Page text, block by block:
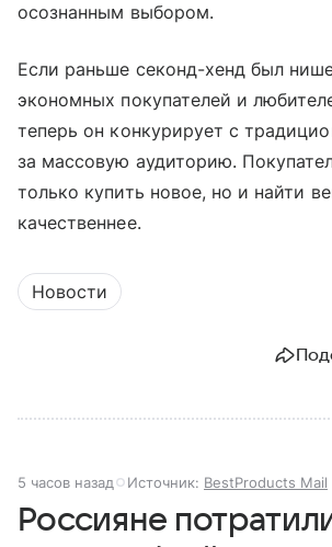
осознанным выбором.
Если раньше секонд-хенд был
экономных покупателей и
теперь он конкурирует с
за массовую аудиторию.
только купить новое, но и найти
качественнее.
Новости
5 часов назад Источник: BestProducts Mail
Россияне